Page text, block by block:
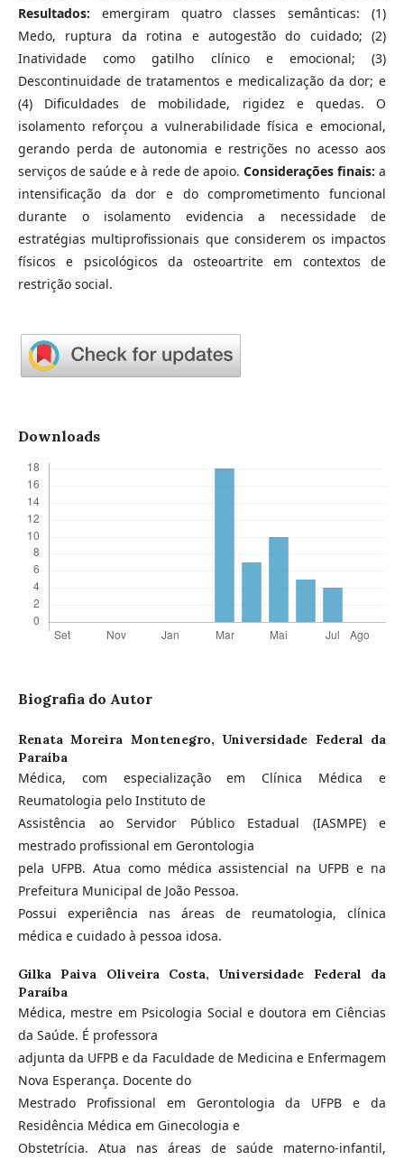
Resultados: emergiram quatro classes semânticas: (1)
Medo, ruptura da rotina e autogestão do cuidado; (2)
Inatividade como gatilho clínico e emocional; (3)
Descontinuidade de tratamentos e medicalização da dor; e
(4) Dificuldades de mobilidade, rigidez e quedas. O
isolamento reforçou a vulnerabilidade física e emocional,
gerando perda de autonomia e restrições no acesso aos
serviços de saúde e à rede de apoio. Considerações finais: a
intensificação da dor e do comprometimento funcional
durante o isolamento evidencia a necessidade de
estratégias multiprofissionais que considerem os impactos
físicos e psicológicos da osteoartrite em contextos de
restrição social.
Downloads
Biografia do Autor
Renata Moreira Montenegro, Universidade Federal da
Paraíba
Médica, com especialização em Clínica Médica e
Reumatologia pelo Instituto de
Assistência ao Servidor Público Estadual (IASMPE) e
mestrado profissional em Gerontologia
pela UFPB. Atua como médica assistencial na UFPB e na
Prefeitura Municipal de João Pessoa.
Possui experiência nas áreas de reumatologia, clínica
médica e cuidado à pessoa idosa.
Gilka Paiva Oliveira Costa, Universidade Federal da
Paraíba
Médica, mestre em Psicologia Social e doutora em Ciências
da Saúde. É professora
adjunta da UFPB e da Faculdade de Medicina e Enfermagem
Nova Esperança. Docente do
Mestrado Profissional em Gerontologia da UFPB e da
Residência Médica em Ginecologia e
Obstetrícia. Atua nas áreas de saúde materno-infantil,